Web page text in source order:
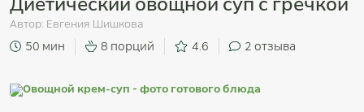
Автор: Евгения Шишкова
50 мин 8 порций 4.6 2 отзыва